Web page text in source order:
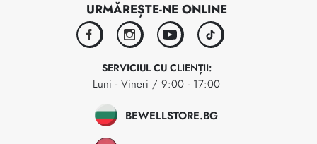
URMĂREȘTE-NE ONLINE
facebookinstagramyoutubetiktok
SERVICIUL CU CLIENȚII:
Luni - Vineri / 9:00 - 17:00
BEWELLSTORE.BG